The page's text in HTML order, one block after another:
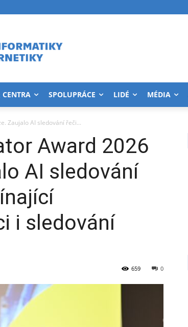
SPOLUPRÁCE LIDÉ MÉDIA
Zaujalo AI sledování řeči...
Award 2026
AI sledování
i sledování
0
659